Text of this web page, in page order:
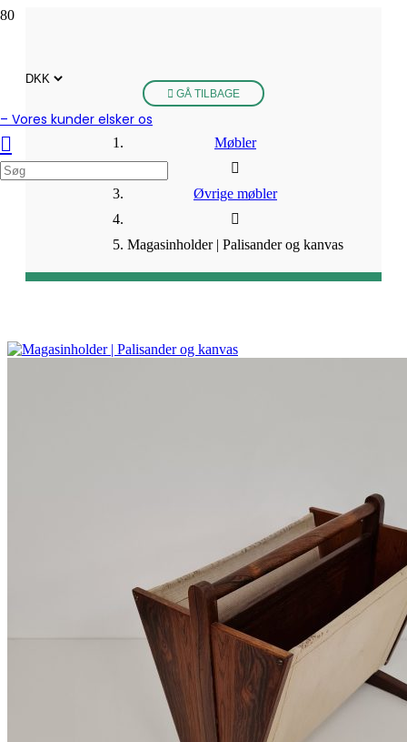
– Vores kunder elsker os
GÅ TILBAGE
Møbler
Øvrige møbler
Magasinholder | Palisander og kanvas